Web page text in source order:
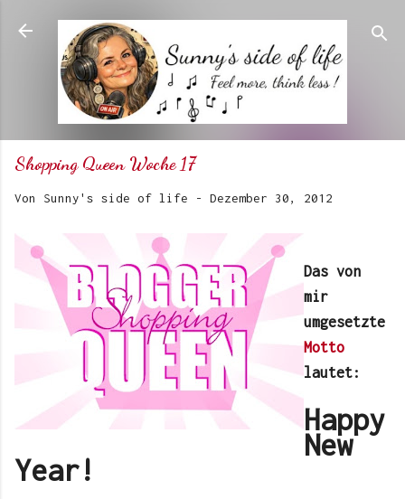
Direkt zum Hauptbereich
Shopping Queen Woche 17
Von Sunny's side of life - Dezember 30, 2012
Das von
mir
umgesetzte
Motto
lautet:
Happy
New
Year!